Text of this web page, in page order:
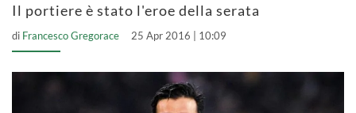
Il portiere è stato l'eroe della serata
di Francesco Gregorace 25 Apr 2016 | 10:09